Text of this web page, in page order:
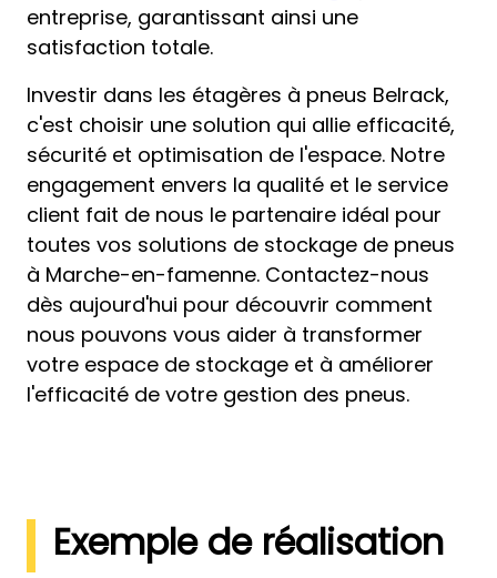
entreprise, garantissant ainsi une
satisfaction totale.
Investir dans les étagères à pneus Belrack,
c'est choisir une solution qui allie efficacité,
sécurité et optimisation de l'espace. Notre
engagement envers la qualité et le service
client fait de nous le partenaire idéal pour
toutes vos solutions de stockage de pneus
à Marche-en-famenne. Contactez-nous
dès aujourd'hui pour découvrir comment
nous pouvons vous aider à transformer
votre espace de stockage et à améliorer
l'efficacité de votre gestion des pneus.
Exemple de réalisation